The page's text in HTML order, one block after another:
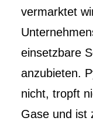
vermarktet
einsetzbare
anzubieten.
nicht, tropft
Gase und ist